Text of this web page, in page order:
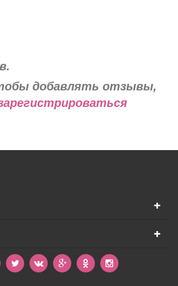
добавлять отзывы,
+
+